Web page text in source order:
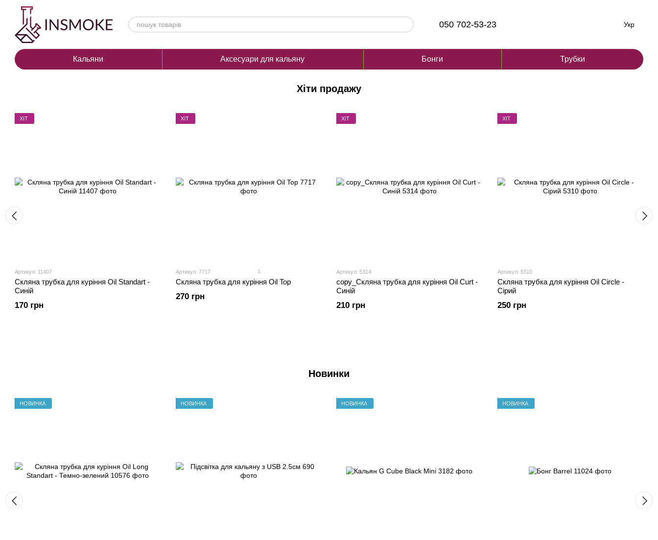
Перейти до основного контенту
050 702-53-23 Укр
Кальяни Аксесуари для кальяну Бонги Трубки
Хіти продажу
ХІТ
Артикул: 11407
Скляна трубка для куріння Oil Standart -
Синій
170 грн
ХІТ
Артикул: 7717 1
Скляна трубка для куріння Oil Top
270 грн
ХІТ
Артикул: 5314
copy_Скляна трубка для куріння Oil Curt -
Синій
210 грн
ХІТ
Артикул: 5310
Скляна трубка для куріння Oil Circle -
Сірий
250 грн
Новинки
НОВИНКА НОВИНКА НОВИНКА НОВИНКА